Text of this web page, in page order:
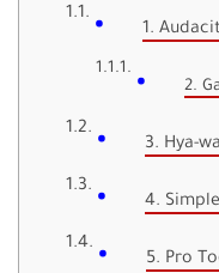
1.
2.
3. Hya-
4.
5. Pro